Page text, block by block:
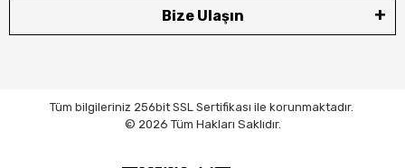
Bize Ulaşın
Tüm bilgileriniz 256bit SSL Sertifikası ile korunmaktadır.
© 2026 Tüm Hakları Saklıdır.